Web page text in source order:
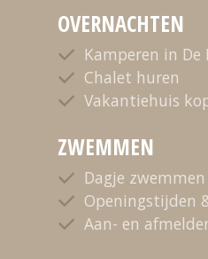
OVERNACHTEN
Kamperen in De
Chalet huren
Vakantiehuis
ZWEMMEN
Dagje zwemmen
Openingstijden
Aan- en